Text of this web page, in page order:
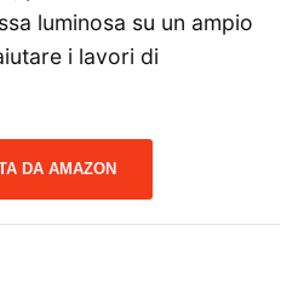
luminosa su un ampio
i lavori di
DA AMAZON